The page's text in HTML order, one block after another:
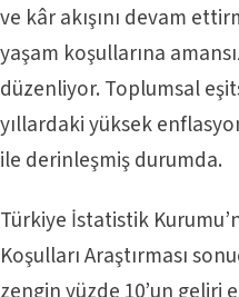
ve kâr akışını devam
yaşam koşullarına
düzenliyor. Toplumsal
yıllardaki yüksek
ile derinleşmiş durumda.
Türkiye İstatistik
Koşulları Araştırması